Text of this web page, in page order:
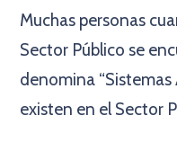
Muchas personas
Sector Público se
denomina
existen en el Sector